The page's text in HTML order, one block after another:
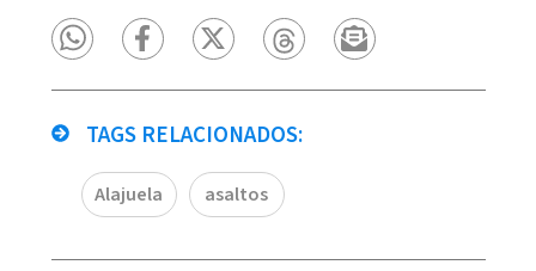
TAGS RELACIONADOS:
Alajuela asaltos